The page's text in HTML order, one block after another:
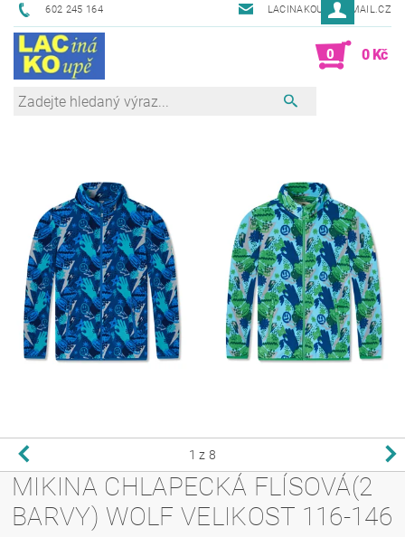
602 245 164 LACINAKOUPE@EMAIL.CZ
0 0 Kč
1 z 8
MIKINA CHLAPECKÁ FLÍSOVÁ(2
BARVY) WOLF VELIKOST 116-146